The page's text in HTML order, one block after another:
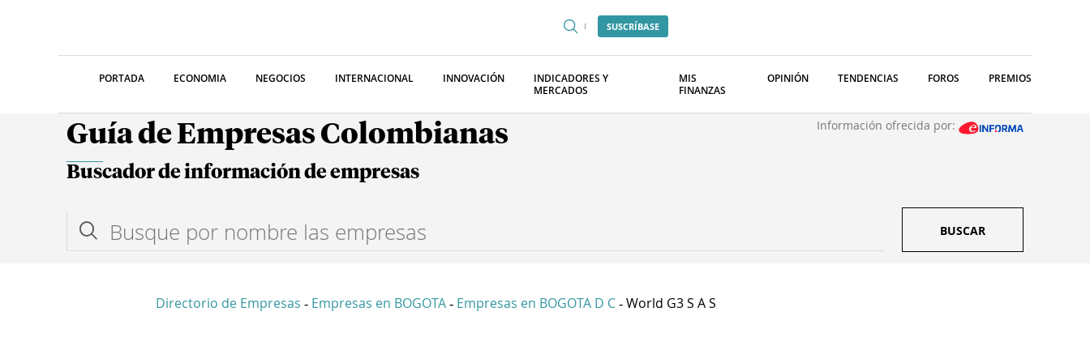
SUSCRÍBASE
PORTADA ECONOMIA NEGOCIOS INTERNACIONAL INNOVACIÓN
INDICADORES Y
MERCADOS
MIS
FINANZAS
OPINIÓN TENDENCIAS FOROS PREMIOS
Guía de Empresas Colombianas Información ofrecida por:
Buscador de información de empresas
BUSCAR
Directorio de Empresas - Empresas en BOGOTA - Empresas en BOGOTA D C - World G3 S A S